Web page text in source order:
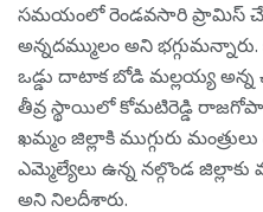
సమయంలో రెండవసారి ప్రామిస్
అన్నదమ్ములం అని
ఒడ్డు దాటాక బోడి మల్లయ్య అన్న
తీవ్ర స్థాయిలో కోమ‌టిరెడ్డి
ఖమ్మం జిల్లాకి ముగ్గురు
ఎమ్మెల్యేలు ఉన్న నల్గొండ జిల్లాకు
అని నిల‌దీశారు.